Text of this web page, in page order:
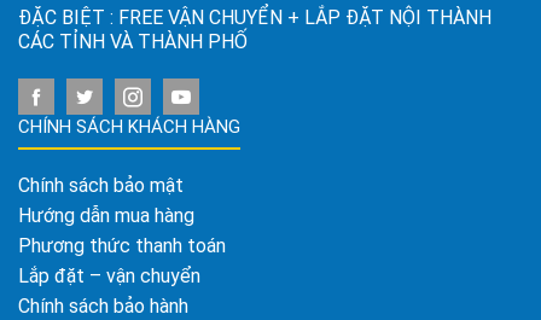
ĐẶC BIỆT : FREE VẬN CHUYỂN + LẮP ĐẶT NỘI THÀNH
CÁC TỈNH VÀ THÀNH PHỐ
CHÍNH SÁCH KHÁCH HÀNG
Chính sách bảo mật
Hướng dẫn mua hàng
Phương thức thanh toán
Lắp đặt – vận chuyển
Chính sách bảo hành